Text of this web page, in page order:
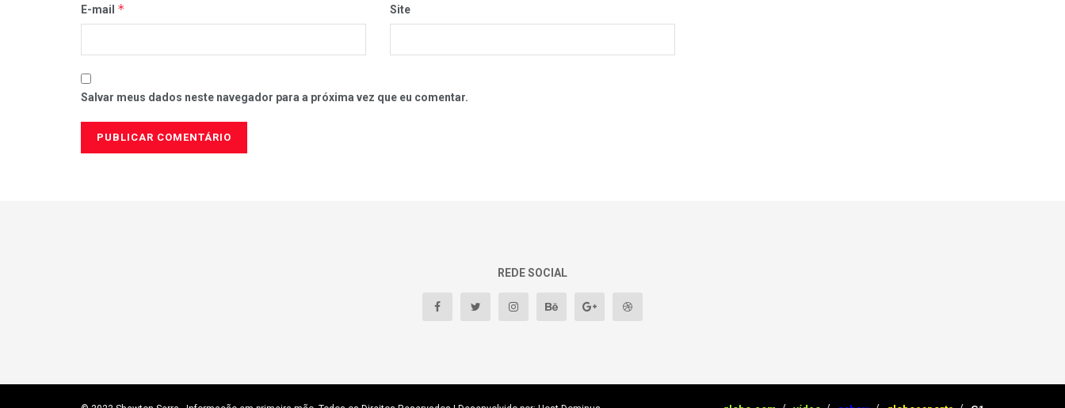
E-mail * Site
Salvar meus dados neste navegador para a próxima vez que eu comentar.
REDE SOCIAL